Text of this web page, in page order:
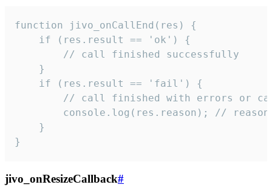
function jivo_onCallEnd(res) {
    if (res.result == 'ok') {
        // call finished successfully
    }
    if (res.result == 'fail') {
// call finished with errors or
console.log(res.reason); //
    }
}
jivo_onResizeCallback#